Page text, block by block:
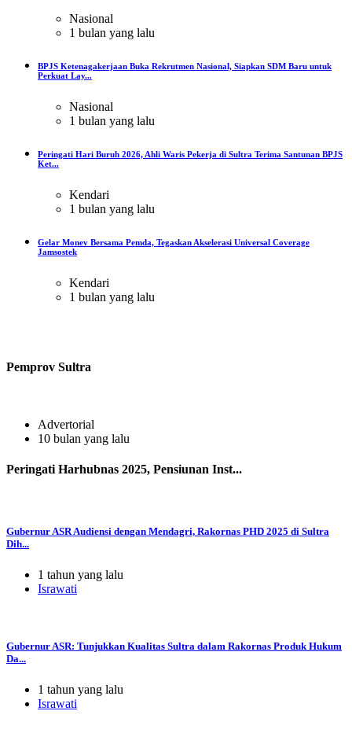
Nasional
1 bulan yang lalu
BPJS Ketenagakerjaan Buka Rekrutmen Nasional, Siapkan SDM Baru untuk
Perkuat Lay...
Nasional
1 bulan yang lalu
Peringati Hari Buruh 2026, Ahli Waris Pekerja di Sultra Terima Santunan BPJS
Ket...
Kendari
1 bulan yang lalu
Gelar Monev Bersama Pemda, Tegaskan Akselerasi Universal Coverage
Jamsostek
Kendari
1 bulan yang lalu
Pemprov Sultra
Advertorial
10 bulan yang lalu
Peringati Harhubnas 2025, Pensiunan Inst...
Gubernur ASR Audiensi dengan Mendagri, Rakornas PHD 2025 di Sultra
Dih...
1 tahun yang lalu
Israwati
Gubernur ASR: Tunjukkan Kualitas Sultra dalam Rakornas Produk Hukum
Da...
1 tahun yang lalu
Israwati